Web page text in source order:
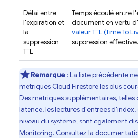
Délai entre
l'expiration et
la
suppression
TTL
Temps écoulé entre
document en vertu
valeur TTL (Time To
suppression effective.
Remarque : La liste précédente
métriques Cloud Firestoreles plus
Des métriques supplémentaires, telles
latence, les lectures d'entrées d'index,
niveau du système, sont également
Monitoring. Consultez la